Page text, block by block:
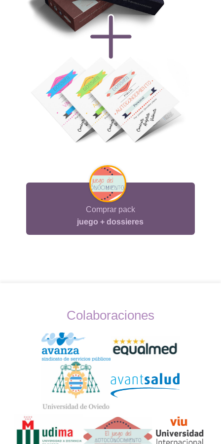
Comprar pack
juego + dossieres
Widget
Logos
Colaboraciones